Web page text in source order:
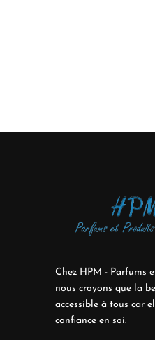
Chez HPM - Parfums
nous croyons que la
accessible à tous car
confiance en soi.